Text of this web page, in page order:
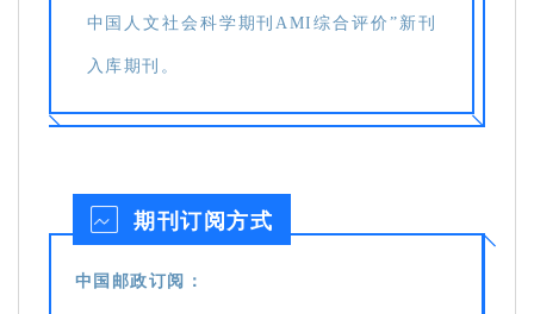
中国人文社会科学期刊AMI综合评价”新刊
入库期刊。
期刊订阅方式
中国邮政订阅：